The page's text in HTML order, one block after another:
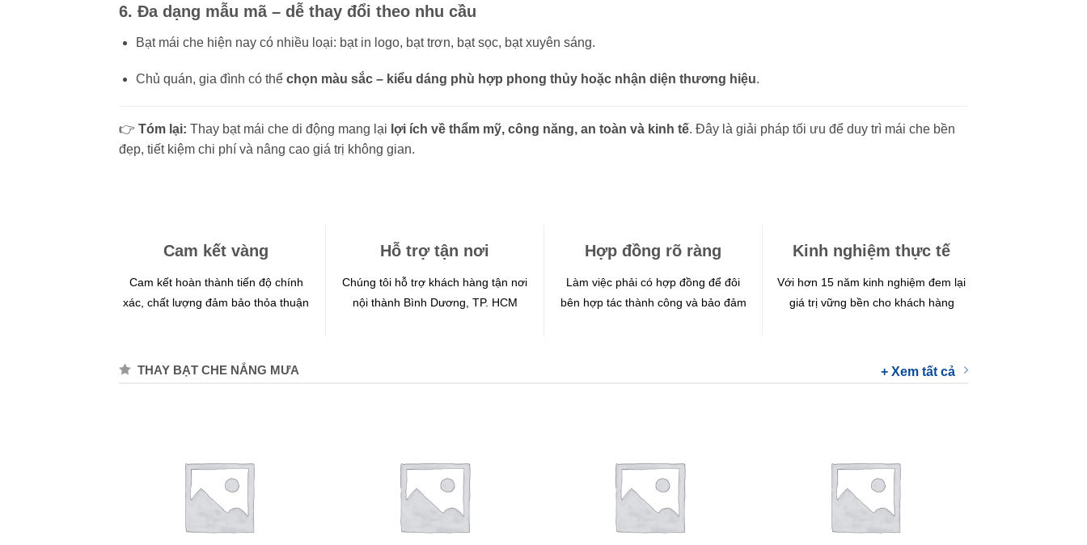
6. Đa dạng mẫu mã – dễ thay đổi theo nhu cầu
Bạt mái che hiện nay có nhiều loại: bạt in logo, bạt trơn, bạt sọc, bạt xuyên sáng.
Chủ quán, gia đình có thể chọn màu sắc – kiểu dáng phù hợp phong thủy hoặc nhận diện thương hiệu.
👉 Tóm lại: Thay bạt mái che di động mang lại lợi ích về thẩm mỹ, công năng, an toàn và kinh tế. Đây là giải pháp tối ưu để duy trì mái che bền
đẹp, tiết kiệm chi phí và nâng cao giá trị không gian.
Cam kết vàng
Cam kết hoàn thành tiến độ chính
xác, chất lượng đảm bảo thỏa thuận
Hỗ trợ tận nơi
Chúng tôi hỗ trợ khách hàng tận nơi
nội thành Bình Dương, TP. HCM
Hợp đồng rõ ràng
Làm việc phải có hợp đồng để đôi
bên hợp tác thành công và bảo đảm
Kinh nghiệm thực tế
Với hơn 15 năm kinh nghiệm đem lại
giá trị vững bền cho khách hàng
THAY BẠT CHE NẮNG MƯA + Xem tất cả